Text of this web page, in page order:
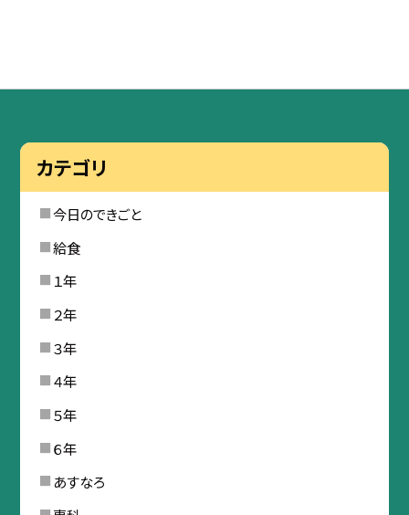
カテゴリ
今日のできごと
給食
１年
２年
３年
４年
５年
６年
あすなろ